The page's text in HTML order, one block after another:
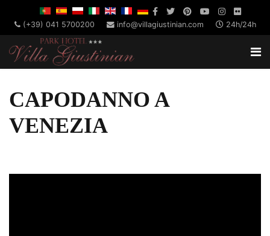
(+39) 041 5700200 info@villagiustinian.com 24h/24h
CAPODANNO A
VENEZIA